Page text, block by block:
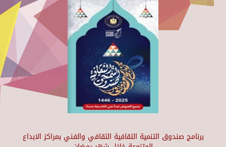
برنامج صندوق التنمية الثقافية الثقافي والفني بمراكز الابداع